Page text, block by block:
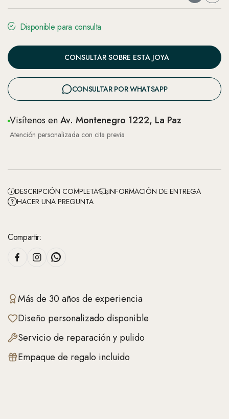
Disponible para consulta
CONSULTAR SOBRE ESTA JOYA
CONSULTAR POR WHATSAPP
Visítenos enAv. Montenegro 1222, La Paz
Atención personalizada con cita previa
DESCRIPCIÓN COMPLETA
INFORMACIÓN DE ENTREGA
HACER UNA PREGUNTA
Compartir:
Más de 30 años de experiencia
Diseño personalizado disponible
Servicio de reparación y pulido
Empaque de regalo incluido